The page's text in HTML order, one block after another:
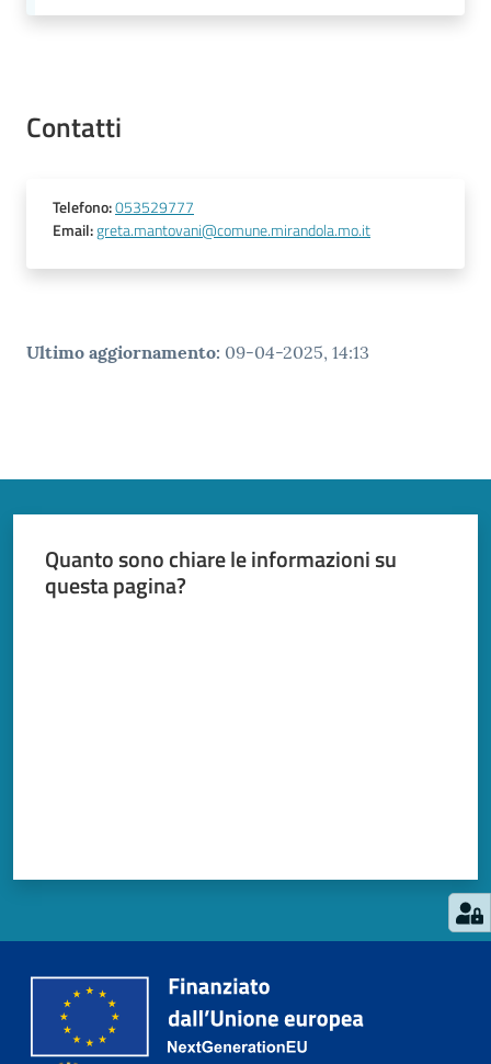
argomenti
Seguici
Contatti
Telefono:053529777
Email:greta.mantovani@comune.mirandola.mo.it
Ultimo aggiornamento: 09-04-2025, 14:13
Quanto sono chiare le informazioni su
questa pagina?